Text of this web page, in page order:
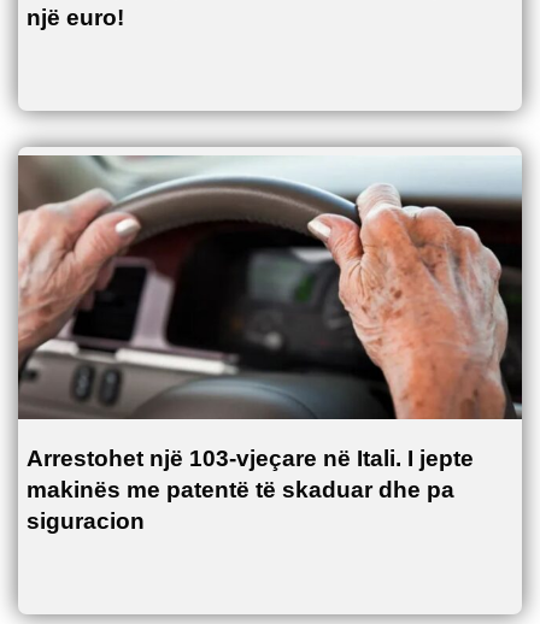
një euro!
Arrestohet një 103-vjeçare në Itali. I jepte
makinës me patentë të skaduar dhe pa
siguracion